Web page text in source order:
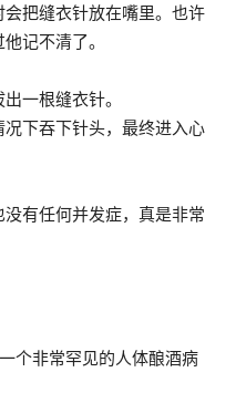
把缝衣针放在嘴里。也许
记不清了。
一根缝衣针。
下吞下针头，最终进入心
有任何并发症，真是非常
个非常罕见的人体酿酒病